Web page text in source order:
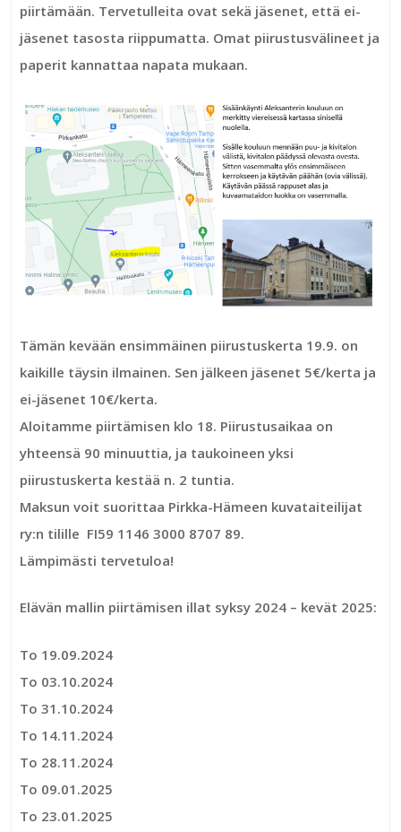
piirtämään. Tervetulleita ovat sekä jäsenet, että ei-
jäsenet tasosta riippumatta. Omat piirustusvälineet ja
paperit kannattaa napata mukaan.
Tämän kevään ensimmäinen piirustuskerta 19.9. on
kaikille täysin ilmainen. Sen jälkeen jäsenet 5€/kerta ja
ei-jäsenet 10€/kerta.
Aloitamme piirtämisen klo 18. Piirustusaikaa on
yhteensä 90 minuuttia, ja taukoineen yksi
piirustuskerta kestää n. 2 tuntia.
Maksun voit suorittaa Pirkka-Hämeen kuvataiteilijat
ry:n tilille FI59 1146 3000 8707 89.
Lämpimästi tervetuloa!
Elävän mallin piirtämisen illat syksy 2024 – kevät 2025:
To 19.09.2024
To 03.10.2024
To 31.10.2024
To 14.11.2024
To 28.11.2024
To 09.01.2025
To 23.01.2025